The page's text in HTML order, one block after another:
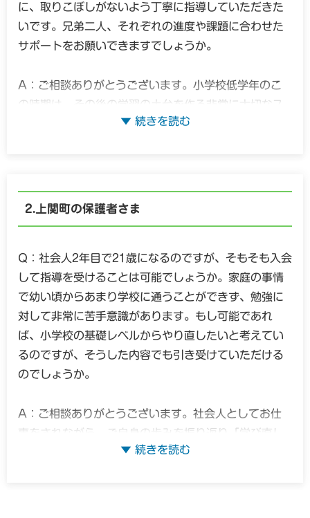
に、取りこぼしがないよう丁寧に指導していただきた
いです。兄弟二人、それぞれの進度や課題に合わせた
サポートをお願いできますでしょうか。
A：ご相談ありがとうございます。小学校低学年のこ
の時期は、その後の学習の土台を作る非常に大切なス
テップですね。1年生での「読み・書き・計算」のつま
ます。1年生の弟さんには、焦らずに「わかった！」と
いう成功体験を一つひとつ積み重ね、勉強への苦手意
識を植え付けないような寄り添いが必要です。また、2
年生のお兄さんには、つまずきの原因となっている一
歩手前の単元まで戻り、苦手を自信に変えるための
「具体的な解き方のコツ」を伝えていくことが近道に
なりますよ。私たちの元でも、最初は机に向かうのが
ら楽しく学習習慣を身につけていった例がたくさんあ
ります。
上関町の保護者さま
Q：社会人2年目で21歳になるのですが、そもそも入会
して指導を受けることは可能でしょうか。家庭の事情
で幼い頃からあまり学校に通うことができず、勉強に
対して非常に苦手意識があります。もし可能であれ
ば、小学校の基礎レベルからやり直したいと考えてい
るのですが、そうした内容でも引き受けていただける
のでしょうか。
A：ご相談ありがとうございます。社会人としてお仕
事をされながら、ご自身の歩みを振り返り「学び直し
たい」という真っ直ぐな意欲を持たれたこと、心から